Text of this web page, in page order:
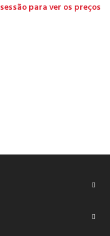
para ver os preços